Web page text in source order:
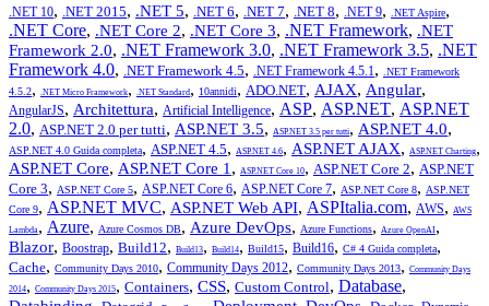
.NET 10, .NET 2015, .NET 5, .NET 6, .NET 7, .NET 8, .NET 9, .NET Aspire,
.NET Core, .NET Core 2, .NET Core 3, .NET Framework, .NET
Framework 2.0, .NET Framework 3.0, .NET Framework 3.5, .NET
Framework 4.0, .NET Framework 4.5, .NET Framework 4.5.1, .NET Framework
4.5.2, .NET Micro Framework, .NET Standard, 10annidi, ADO.NET, AJAX, Angular,
AngularJS, Architettura, Artificial Intelligence, ASP, ASP.NET, ASP.NET
2.0, ASP.NET 2.0 per tutti, ASP.NET 3.5, ASP.NET 3.5 per tutti, ASP.NET 4.0,
ASP.NET 4.0 Guida completa, ASP.NET 4.5, ASP.NET 4.6, ASP.NET AJAX, ASP.NET Charting,
ASP.NET Core, ASP.NET Core 1, ASP.NET Core 10, ASP.NET Core 2, ASP.NET
Core 3, ASP.NET Core 5, ASP.NET Core 6, ASP.NET Core 7, ASP.NET Core 8, ASP.NET
Core 9, ASP.NET MVC, ASP.NET Web API, ASPItalia.com, AWS, AWS
Lambda, Azure, Azure Cosmos DB, Azure DevOps, Azure Functions, Azure OpenAI,
Blazor, Boostrap, Build12, Build13, Build14, Build15, Build16, C# 4 Guida completa,
Cache, Community Days 2010, Community Days 2012, Community Days 2013, Community Days
2014, Community Days 2015, Containers, CSS, Custom Control, Database,